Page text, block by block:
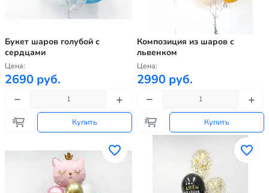
Букет шаров голубой с
сердцами
Цена:
2690 руб.
Купить
Композиция из шаров с
львенком
Цена:
2990 руб.
Купить